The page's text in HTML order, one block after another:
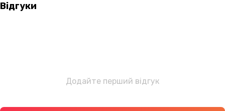
Відгуки
Додайте перший відгук